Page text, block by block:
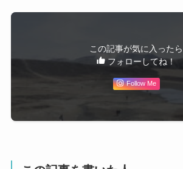
この記事が気に入ったら
フォローしてね！
Follow Me